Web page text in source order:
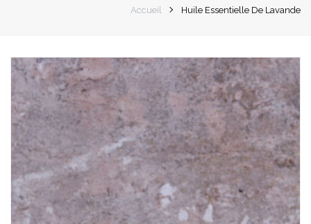
Accueil Huile Essentielle De Lavande